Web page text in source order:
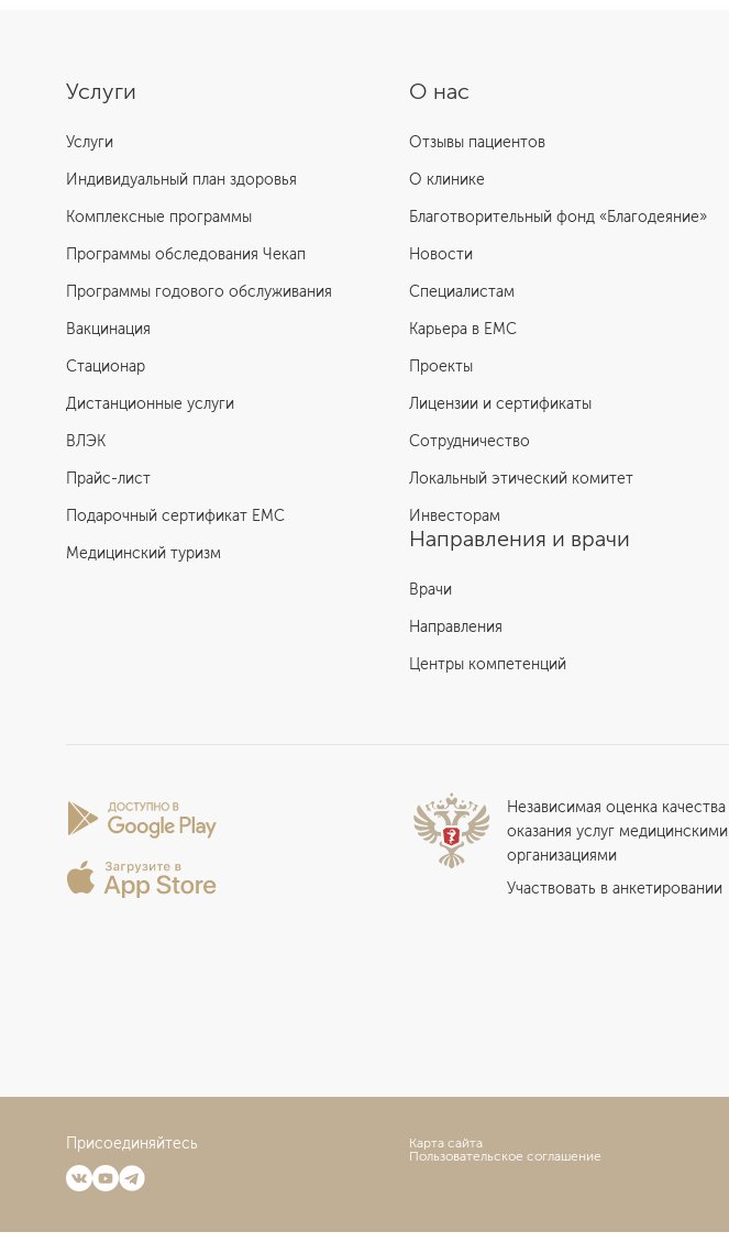
О нас
Отзывы пациентов
О клинике
Благотворительный фонд «Благодеяние»
Новости
Специалистам
Карьера в ЕМС
Проекты
Лицензии и сертификаты
Сотрудничество
Локальный этический комитет
Инвесторам
Направления и врачи
Врачи
Направления
Центры компетенций
Услуги
Услуги
Индивидуальный план здоровья
Комплексные программы
Программы обследования Чекап
Программы годового обслуживания
Вакцинация
Стационар
Дистанционные услуги
ВЛЭК
Прайс-лист
Подарочный сертификат EMC
Медицинский туризм
Независимая оценка качества
оказания услуг медицинскими
организациями
Участвовать в анкетировании
Присоединяйтесь Карта сайта
Пользовательское соглашение